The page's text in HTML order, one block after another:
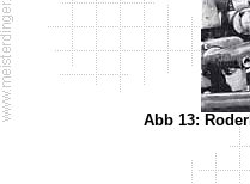
Abb 13: